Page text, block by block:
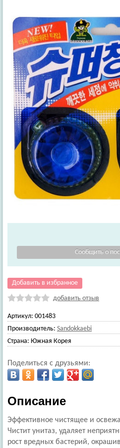
Добавить в избранное
добавить отзыв
Артикул: 001483
Производитель: Sandokkaebi
Страна: Южная Корея
Поделиться с друзьями:
Описание
Эффективное чистящее и
Чистит унитаз, удаляет
рост вредных бастерий,